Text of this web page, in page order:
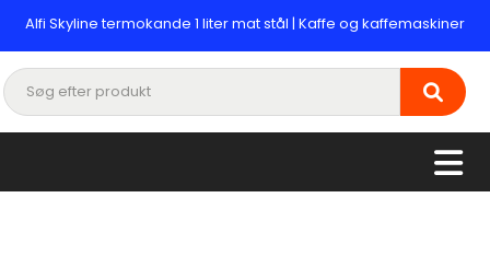
Alfi Skyline termokande 1 liter mat stål | Kaffe og kaffemaskiner